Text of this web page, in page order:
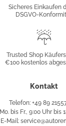
Sicheres Einkaufen
DSGVO-
Trusted Shop
€100 kostenlos
Kontakt
Telefon: +49 89
Mo. bis Fr., 9:00 Uhr bis
E-Mail: